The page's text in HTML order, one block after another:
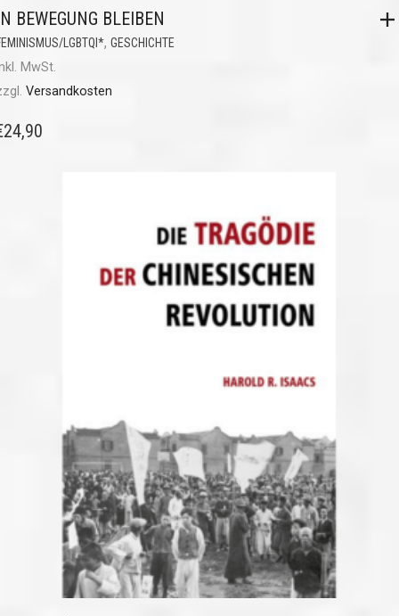
BEWEGUNG BLEIBEN
LGBTQI*, GESCHICHTE
MwSt.
Versandkosten
24,90